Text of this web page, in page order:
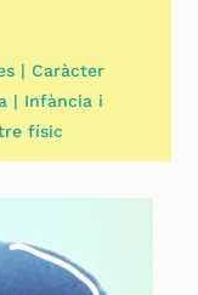
| Caràcter
| Infància i
físic